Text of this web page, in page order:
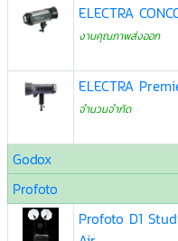
ELECTRA
งานคุณภาพส่งออก
ELECTRA
จำนวนจำกัด
Godox
Profoto
Profoto D1